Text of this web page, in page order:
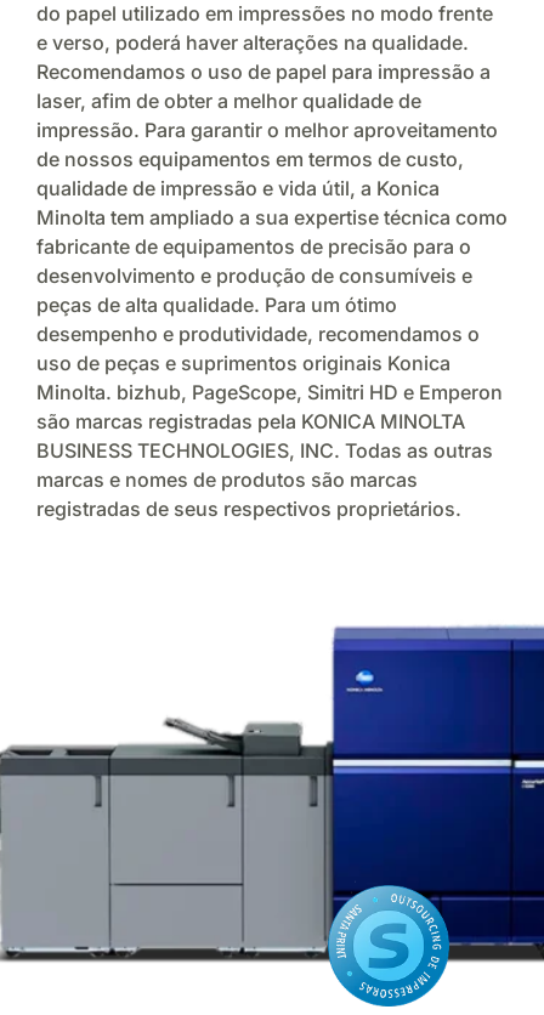
do papel utilizado em impressões no modo frente
e verso, poderá haver alterações na qualidade.
Recomendamos o uso de papel para impressão a
laser, afim de obter a melhor qualidade de
impressão. Para garantir o melhor aproveitamento
de nossos equipamentos em termos de custo,
qualidade de impressão e vida útil, a Konica
Minolta tem ampliado a sua expertise técnica como
fabricante de equipamentos de precisão para o
desenvolvimento e produção de consumíveis e
peças de alta qualidade. Para um ótimo
desempenho e produtividade, recomendamos o
uso de peças e suprimentos originais Konica
Minolta. bizhub, PageScope, Simitri HD e Emperon
são marcas registradas pela KONICA MINOLTA
BUSINESS TECHNOLOGIES, INC. Todas as outras
marcas e nomes de produtos são marcas
registradas de seus respectivos proprietários.